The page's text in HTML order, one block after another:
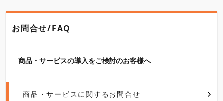
お問合せ/FAQ
商品・サービスの導入をご検討のお客様へ
商品・サービスに関するお問合せ